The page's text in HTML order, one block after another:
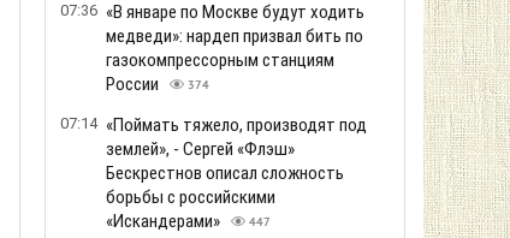
07:36 «В январе по Москве будут ходить
медведи»: нардеп призвал бить по
газокомпрессорным станциям
России
374
07:14 «Поймать тяжело, производят под
землей», - Сергей «Флэш»
Бескрестнов описал сложность
борьбы с российскими
«Искандерами»
447